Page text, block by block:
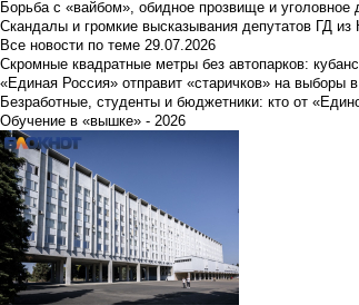
Борьба с «вайбом», обидное прозвище и
Скандалы и громкие высказывания депутатов ГД из
Все новости по теме 29.07.2026
Скромные квадратные метры без автопарков:
«Единая Россия» отправит «старичков» на выборы
Безработные, студенты и бюджетники: кто от
Обучение в «вышке» - 2026